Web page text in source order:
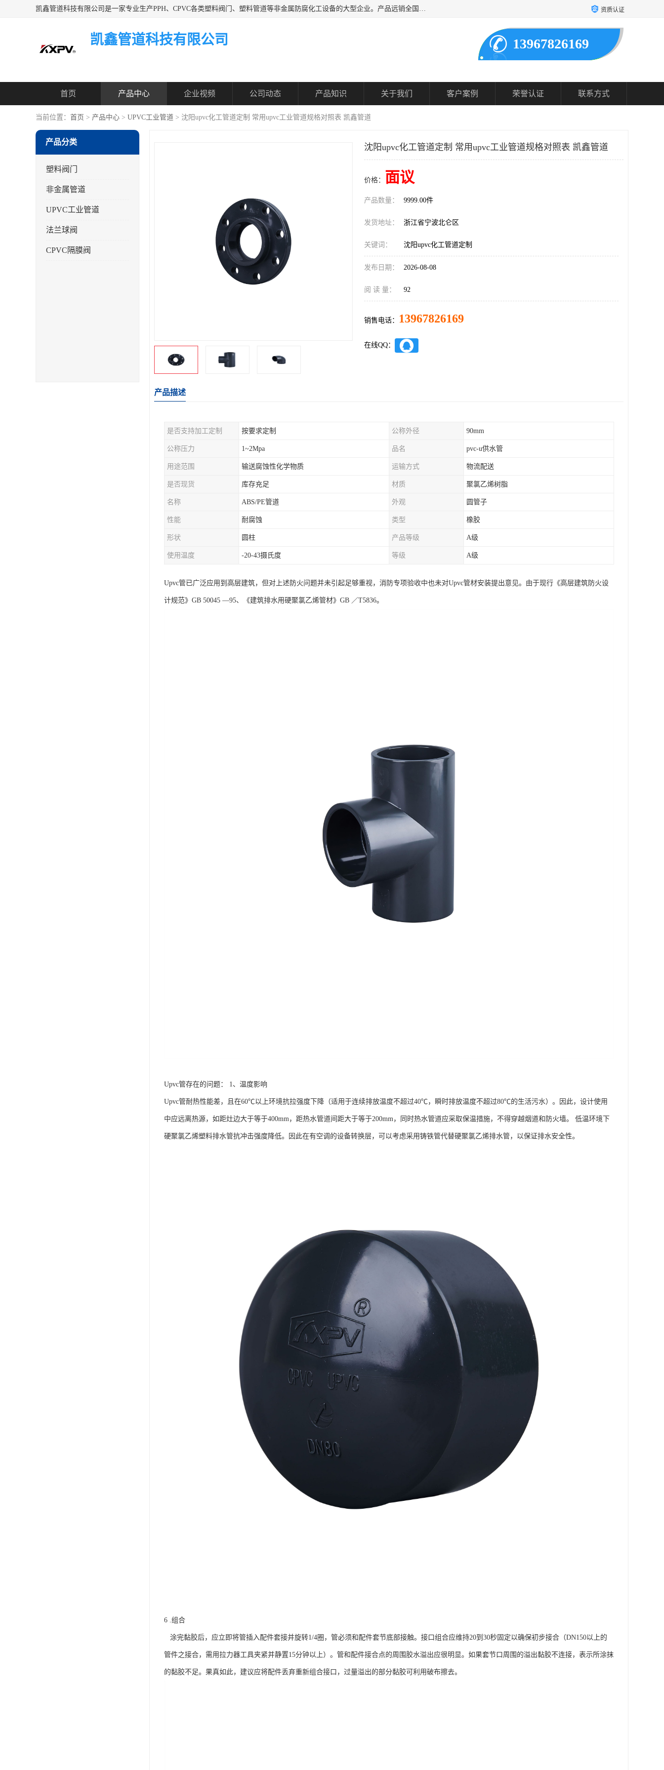
凯鑫管道科技有限公司是一家专业生产PPH、CPVC各类塑料阀门、塑料管道等非金属防腐化工设备的大型企业。产品远销全国三十一个省、市、自治区,广泛应用于化工、石油、氯碱、染料、制药、农药等行业，深受广大用户欢迎，是目前国内生产化工泵、阀门规模较大的生产基地之一。 资质认证
凯鑫管道科技有限公司 13967826169
首页 产品中心 企业视频 公司动态 产品知识 关于我们 客户案例 荣誉认证 联系方式
当前位置： 首页 > 产品中心 > UPVC工业管道 > 沈阳upvc化工管道定制 常用upvc工业管道规格对照表 凯鑫管道
产品分类
塑料阀门
非金属管道
UPVC工业管道
法兰球阀
CPVC隔膜阀
沈阳upvc化工管道定制 常用upvc工业管道规格对照表 凯鑫管道
价格： 面议
产品数量： 9999.00件
发货地址： 浙江省宁波北仑区
关键词： 沈阳upvc化工管道定制
发布日期： 2026-08-08
阅 读 量： 92
销售电话： 13967826169
在线QQ：
产品描述
是否支持加工定制 按要求定制 公称外径 90mm
公称压力 1~2Mpa 品名 pvc-u供水管
用途范围 输送腐蚀性化学物质 运输方式 物流配送
是否现货 库存充足 材质 聚氯乙烯树脂
名称 ABS/PE管道 外观 圆管子
性能 耐腐蚀 类型 橡胶
形状 圆柱 产品等级 A级
使用温度 -20-43摄氏度 等级 A级
Upvc管已广泛应用到高层建筑，但对上述防火问题并未引起足够重视，消防专项验收中也未对Upvc管材安装提出意见。由于现行《高层建筑防火设
计规范》GB 50045 —95、《建筑排水用硬聚氯乙烯管材》GB ／T5836。
Upvc管存在的问题： 1、温度影响
Upvc管耐热性能差，且在60℃以上环境抗拉强度下降（适用于连续排放温度不超过40℃，瞬时排放温度不超过80℃的生活污水）。因此，设计使用
中应远离热源，如距灶边大于等于400mm，距热水管道间距大于等于200mm，同时热水管道应采取保温措施，不得穿越烟道和防火墙。 低温环境下
硬聚氯乙烯塑料排水管抗冲击强度降低。因此在有空调的设备转换层，可以考虑采用铸铁管代替硬聚氯乙烯排水管，以保证排水安全性。
6 .组合
涂完黏胶后，应立即将管插入配件套接并旋转1/4圈，管必须和配件套节底部接触。接口组合应维持20到30秒固定以确保初步接合（DN150以上的
管件之接合，需用拉力器工具夹紧并静置15分钟以上）。管和配件接合点的周围胶水溢出应很明显。如果套节口周围的溢出黏胶不连接，表示所涂抹
的黏胶不足。果真如此，建议应将配件丢弃重新组合接口，过量溢出的部分黏胶可利用破布擦去。